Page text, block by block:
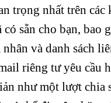
trọng nhất trên các
có sẵn cho bạn, bao
và danh sách
riêng tư yêu cầu
như một lượt chia